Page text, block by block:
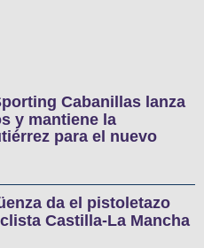
Cabanillas lanza
y mantiene la
para el nuevo
da el pistoletazo
Castilla-La Mancha